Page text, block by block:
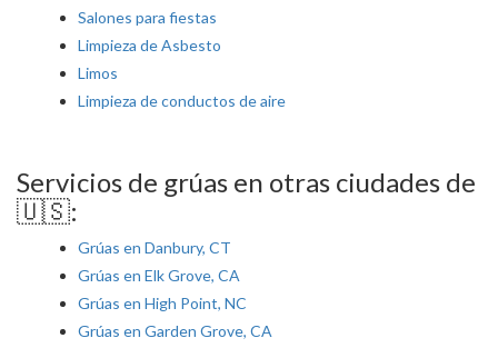
Salones para fiestas
Limpieza de Asbesto
Limos
Limpieza de conductos de aire
Servicios de grúas en otras ciudades de
🇺🇸:
Grúas en Danbury, CT
Grúas en Elk Grove, CA
Grúas en High Point, NC
Grúas en Garden Grove, CA